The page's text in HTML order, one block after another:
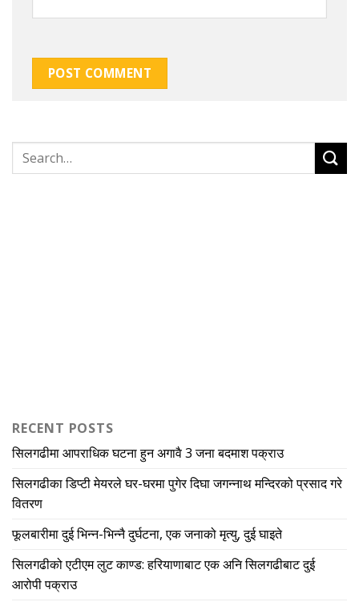
RECENT POSTS
सिलगढीमा आपराधिक घटना हुन अगावै 3 जना बदमाश पक्राउ
सिलगढीका डिप्टी मेयरले घर-घरमा पुगेर दिघा जगन्नाथ मन्दिरको प्रसाद गरे
वितरण
फूलबारीमा दुई भिन्न-भिन्नै दुर्घटना, एक जनाको मृत्यु, दुई घाइते
सिलगढीको एटीएम लुट काण्ड: हरियाणाबाट एक अनि सिलगढीबाट दुई
आरोपी पक्राउ